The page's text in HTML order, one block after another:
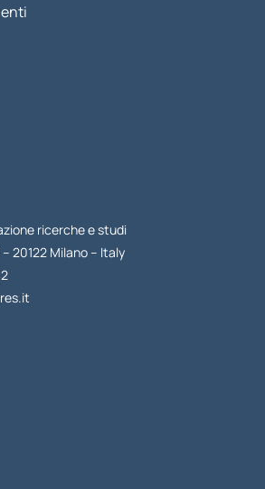
ricerche e studi
20122 Milano – Italy